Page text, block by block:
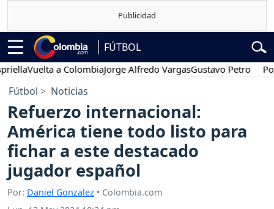
FÚTBOL
Vuelta a ColombiaJorge Alfredo VargasGustavo Petro
Fútbol Noticias
Refuerzo internacional:
América tiene todo listo para
fichar a este destacado
jugador español
Por: Daniel Gonzalez • Colombia.com